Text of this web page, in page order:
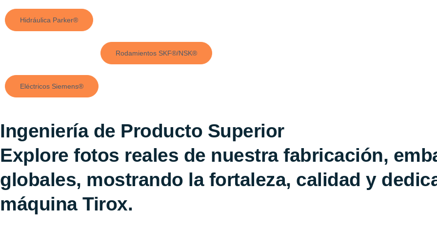
Hidráulica Parker®
Rodamientos SKF®/NSK®
Eléctricos Siemens®
Ingeniería de Producto Superior
Explore fotos reales de nuestra fabricación,
globales, mostrando la fortaleza, calidad y
máquina Tirox.